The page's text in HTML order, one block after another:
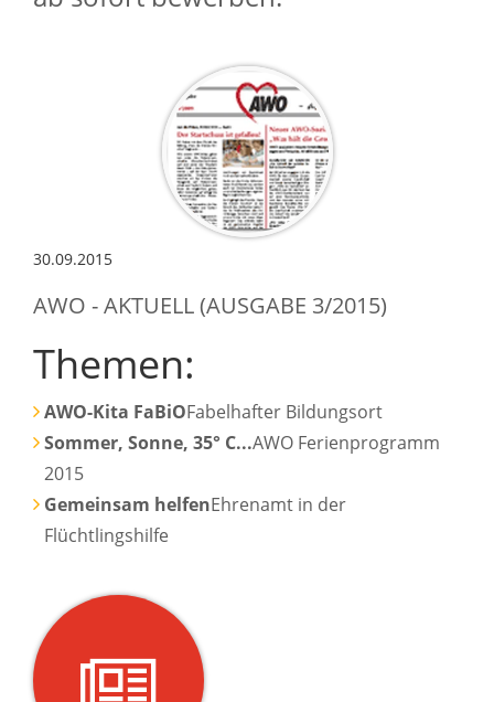
30.09.2015
AWO - AKTUELL (AUSGABE 3/2015)
Themen:
AWO-Kita FaBiOFabelhafter Bildungsort
Sommer, Sonne, 35° C...AWO Ferienprogramm
2015
Gemeinsam helfenEhrenamt in der
Flüchtlingshilfe